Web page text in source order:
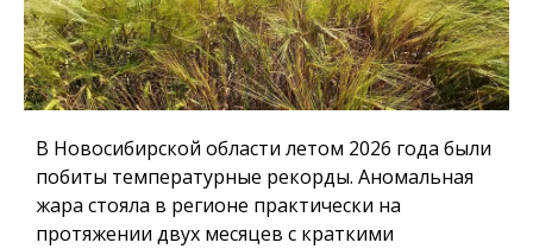
В Новосибирской области летом 2026 года были
побиты температурные рекорды. Аномальная
жара стояла в регионе практически на
протяжении двух месяцев с краткими